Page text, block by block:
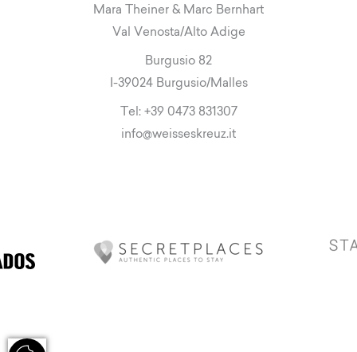
Mara Theiner & Marc Bernhart
Val Venosta/Alto Adige
Burgusio 82
I-39024 Burgusio/Malles
Tel: +39 0473 831307
info@weisseskreuz.it